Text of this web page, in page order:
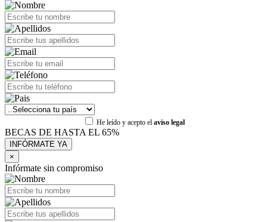
He leído y acepto el aviso legal
BECAS DE HASTA EL 65%
×
Infórmate sin compromiso